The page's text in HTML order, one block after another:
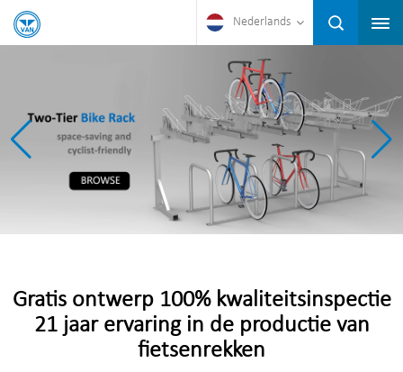
Nederlands
Gratis ontwerp 100% kwaliteitsinspectie
21 jaar ervaring in de productie van
fietsenrekken